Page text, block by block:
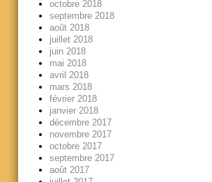
octobre 2018
septembre 2018
août 2018
juillet 2018
juin 2018
mai 2018
avril 2018
mars 2018
février 2018
janvier 2018
décembre 2017
novembre 2017
octobre 2017
septembre 2017
août 2017